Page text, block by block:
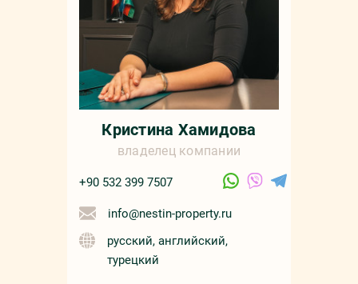
Кристина Хамидова
владелец компании
+90 532 399 7507
info@nestin-property.ru
русский, английский,
турецкий